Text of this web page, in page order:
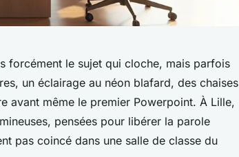
forcément le sujet qui cloche, mais parfois
un éclairage au néon blafard, des chaises
avant même le premier Powerpoint. À Lille,
pensées pour libérer la parole
pas coincé dans une salle de classe du